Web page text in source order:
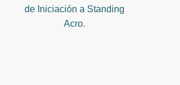
de Iniciación a Standing
Acro.